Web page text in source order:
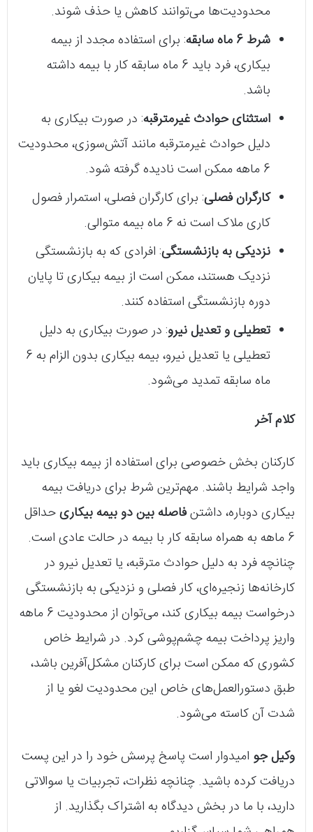
محدودیت‌ها می‌توانند کاهش یا حذف شوند.
شرط 6 ماه سابقه
: برای استفاده مجدد از بیمه
بیکاری، فرد باید 6 ماه سابقه کار با بیمه داشته
باشد.
استثنای حوادث غیرمترقبه: در صورت بیکاری به
دلیل حوادث غیرمترقبه مانند آتش‌سوزی، محدودیت
6 ماهه ممکن است نادیده گرفته شود.
کارگران فصلی: برای کارگران فصلی، استمرار فصول
کاری ملاک است نه 6 ماه بیمه متوالی.
نزدیکی به بازنشستگی: افرادی که به بازنشستگی
نزدیک هستند، ممکن است از بیمه بیکاری تا پایان
دوره بازنشستگی استفاده کنند.
تعطیلی و تعدیل نیرو: در صورت بیکاری به دلیل
تعطیلی یا تعدیل نیرو، بیمه بیکاری بدون الزام به 6
ماه سابقه تمدید می‌شود.
کلام آخر
کارکنان بخش خصوصی برای استفاده از بیمه بیکاری باید
واجد شرایط باشند. مهم‌ترین شرط برای دریافت بیمه
بیکاری دوباره، داشتنفاصله بین دو بیمه بیکاریحداقل
6 ماهه به همراه سابقه کار با بیمه در حالت عادی است.
چنانچه فرد به دلیل حوادث مترقبه، یا تعدیل نیرو در
کارخانه‌ها زنجیره‌ای، کار فصلی و نزدیکی به بازنشستگی
درخواست بیمه بیکاری کند، می‌توان از محدودیت 6 ماهه
واریز پرداخت بیمه چشم‌پوشی کرد. در شرایط خاص
کشوری که ممکن است برای کارکنان مشکل‌آفرین باشد،
طبق دستورالعمل‌های خاص این محدودیت لغو یا از
شدت آن کاسته می‌شود.
وکیل جو امیدوار است پاسخ پرسش خود را در این پست
دریافت کرده باشید. چنانچه نظرات، تجربیات یا سوالاتی
دارید، با ما در بخش دیدگاه به اشتراک بگذارید. از